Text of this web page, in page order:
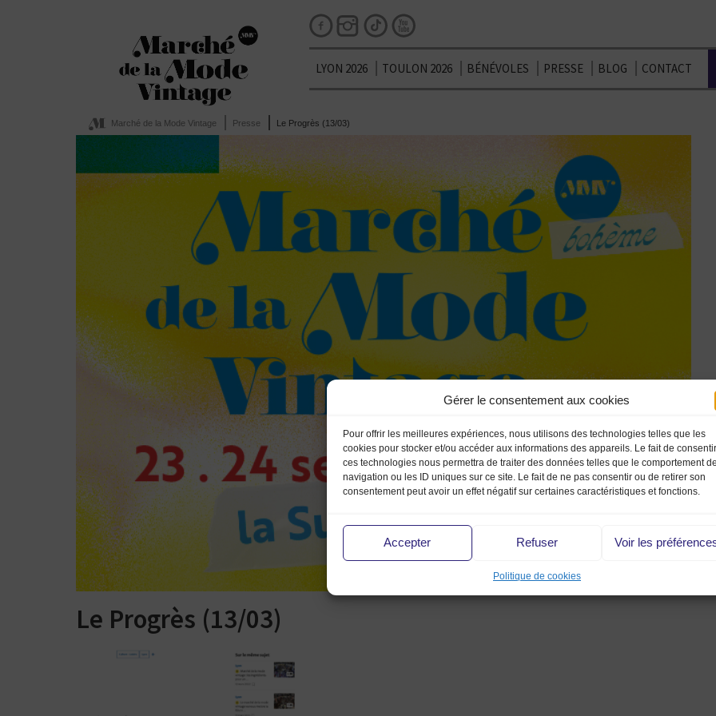
Gérer le consentement aux cookies
Pour offrir les meilleures expériences, nous utilisons des technologies telles que les
cookies pour stocker et/ou accéder aux informations des appareils. Le fait de
ces technologies nous permettra de traiter des données telles que le comportement de
navigation ou les ID uniques sur ce site. Le fait de ne pas consentir ou de retirer son
consentement peut avoir un effet négatif sur certaines caractéristiques et fonctions.
Accepter Refuser Voir les
Politique de cookies
LYON 2026 TOULON 2026 BÉNÉVOLES PRESSE BLOG CONTACT
Marché de la Mode Vintage Presse Le Progrès (13/03)
Le Progrès (13/03)